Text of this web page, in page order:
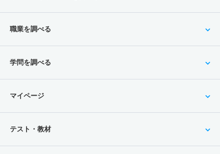
職業を調べる
学問を調べる
マイページ
テスト・教材